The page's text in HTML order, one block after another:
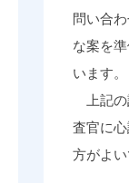
問い合
な案を
います。
上記の
査官に
方がよい